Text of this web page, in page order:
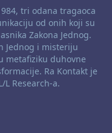
tri odana tragaoca
od onih koji su
Zakona Jednog.
Jednog i misteriju
metafiziku duhovne
Ra Kontakt je
Research-a.